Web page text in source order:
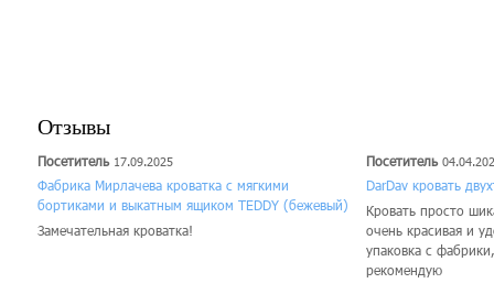
Отзывы
Посетитель 17.09.2025
Фабрика Мирлачева кроватка с мягкими
бортиками и выкатным ящиком TEDDY (бежевый)
Замечательная кроватка!
Посетитель
DarDav кровать
Кровать просто
очень красивая и
упаковка с
рекомендую